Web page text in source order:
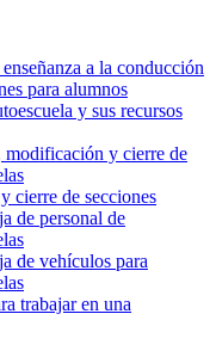
a la conducción
para alumnos
y sus recursos
modificación y cierre de
cierre de secciones
de personal de
de vehículos para
trabajar en una